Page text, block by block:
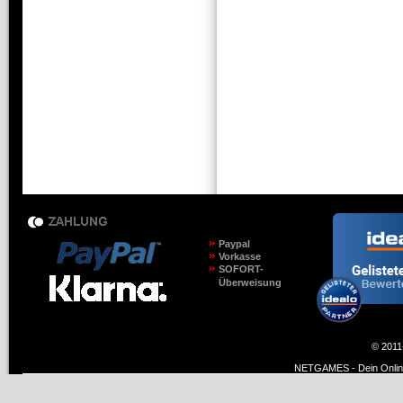
Paypal
Vorkasse
SOFORT-
Überweisung
©
NETGAMES - Dein